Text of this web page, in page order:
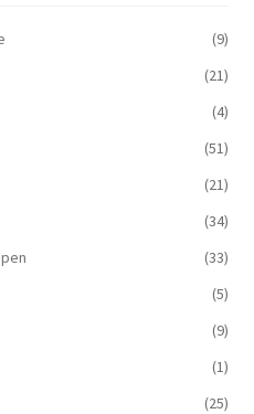
(9)
(21)
(4)
(51)
(21)
(34)
(33)
(5)
(9)
(1)
(25)